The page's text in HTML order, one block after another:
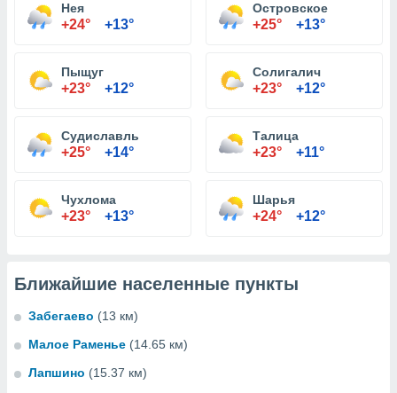
Нея
+24° +13°
Островское
+25° +13°
Пыщуг
+23° +12°
Солигалич
+23° +12°
Судиславль
+25° +14°
Талица
+23° +11°
Чухлома
+23° +13°
Шарья
+24° +12°
Ближайшие населенные пункты
Забегаево (13 км)
Малое Раменье (14.65 км)
Лапшино (15.37 км)